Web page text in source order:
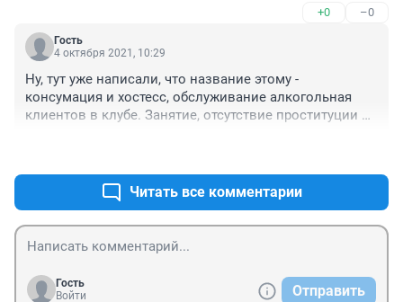
+0 –0
Гость
4 октября 2021, 10:29
Ну, тут уже написали, что название этому -
консумация и хостесс, обслуживание алкогольная
клиентов в клубе. Занятие, отсутствие проституции в
Читать все комментарии
Гость
Войти
Отправить